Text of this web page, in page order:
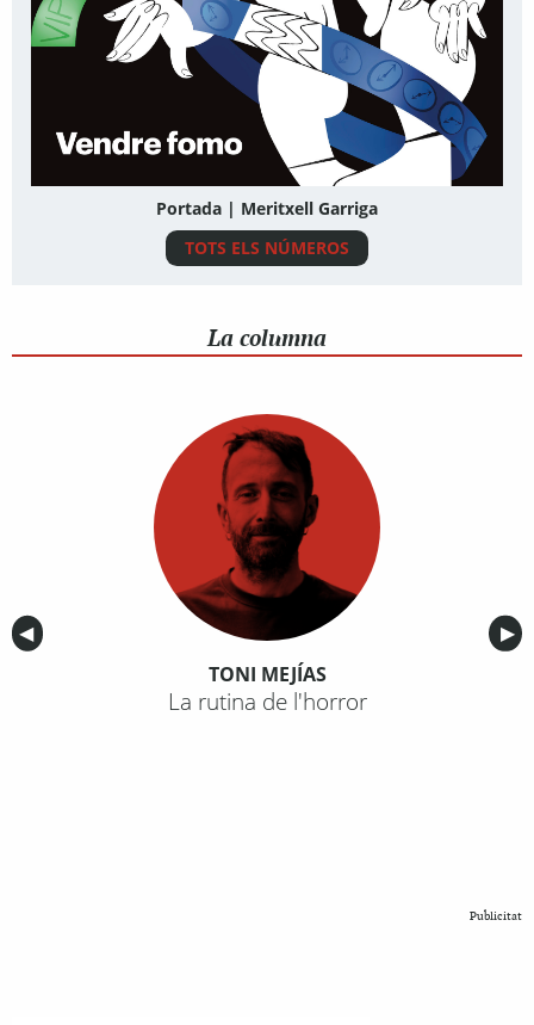
Portada | Meritxell Garriga
TOTS ELS NÚMEROS
La columna
Anterior
◀︎ ▶︎
TONI MEJÍAS
La rutina de l'horror
Publicitat